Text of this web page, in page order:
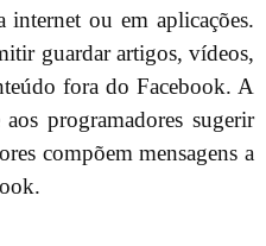
internet ou em aplicações.
guardar artigos, vídeos,
fora do Facebook. A
programadores sugerir
compõem mensagens a